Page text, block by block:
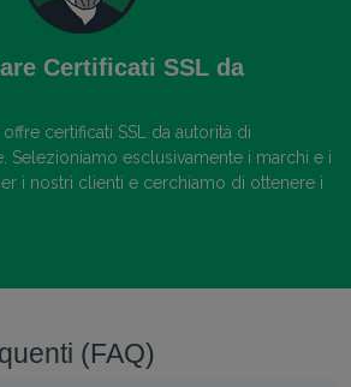
Certificati SSL da
certificati SSL da autorità di
Selezioniamo esclusivamente i marchi e i
i nostri clienti e cerchiamo di ottenere i
(FAQ)